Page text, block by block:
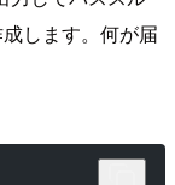
します。何が届